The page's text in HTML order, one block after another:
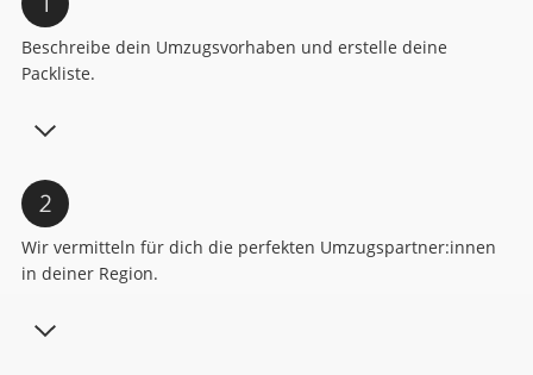
Beschreibe dein Umzugsvorhaben und erstelle deine
Packliste.
Wir vermitteln für dich die perfekten Umzugspartner:innen
in deiner Region.